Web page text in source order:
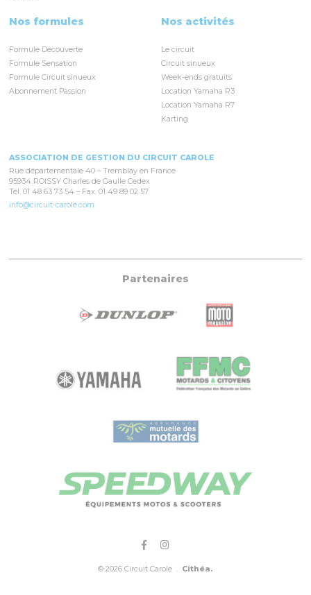
Nos formules
Formule Découverte
Formule Sensation
Formule Circuit sinueux
Abonnement Passion
Nos activités
Le circuit
Circuit sinueux
Week-ends gratuits
Location Yamaha R3
Location Yamaha R7
Karting
ASSOCIATION DE GESTION DU CIRCUIT CAROLE
Rue départementale 40 – Tremblay en France
95934 ROISSY Charles de Gaulle Cedex
Tél. 01 48 63 73 54 – Fax. 01 49 89 02 57
info@circuit-carole.com
Partenaires
© 2026 Circuit Carole . Cithéa.